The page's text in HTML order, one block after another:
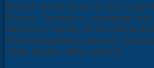
Можно ли жениться в 2020 году
Можно. Приметы и суеверия,
народных слухах, но на самом
подтверждённых данных или
годах вдовы либо вдовца.